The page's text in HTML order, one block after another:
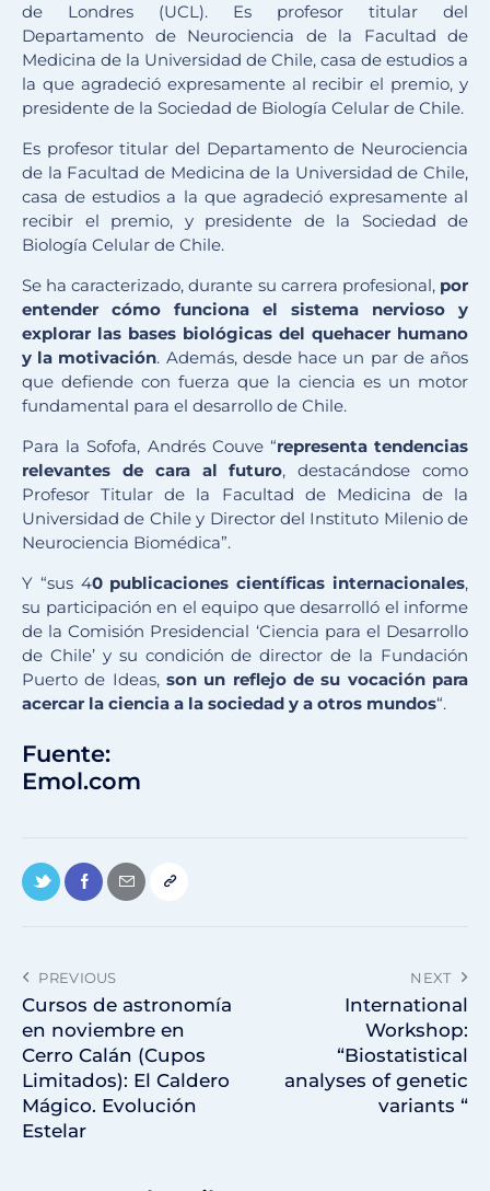
de Londres (UCL). Es profesor titular del
Departamento de Neurociencia de la Facultad de
Medicina de la Universidad de Chile, casa de estudios a
la que agradeció expresamente al recibir el premio, y
presidente de la Sociedad de Biología Celular de Chile.
Es profesor titular del Departamento de Neurociencia
de la Facultad de Medicina de la Universidad de Chile,
casa de estudios a la que agradeció expresamente al
recibir el premio, y presidente de la Sociedad de
Biología Celular de Chile.
Se ha caracterizado, durante su carrera profesional, por
entender cómo funciona el sistema nervioso y
explorar las bases biológicas del quehacer humano
y la motivación. Además, desde hace un par de años
que defiende con fuerza que la ciencia es un motor
fundamental para el desarrollo de Chile.
Para la Sofofa, Andrés Couve “representa tendencias
relevantes de cara al futuro, destacándose como
Profesor Titular de la Facultad de Medicina de la
Universidad de Chile y Director del Instituto Milenio de
Neurociencia Biomédica”.
Y “sus 40 publicaciones científicas internacionales,
su participación en el equipo que desarrolló el informe
de la Comisión Presidencial ‘Ciencia para el Desarrollo
de Chile’ y su condición de director de la Fundación
Puerto de Ideas, son un reflejo de su vocación para
acercar la ciencia a la sociedad y a otros mundos“.
Fuente:
Emol.com
PREVIOUS
Cursos de astronomía
en noviembre en
Cerro Calán (Cupos
Limitados): El Caldero
Mágico. Evolución
Estelar
NEXT
International
Workshop:
“Biostatistical
analyses of genetic
variants “